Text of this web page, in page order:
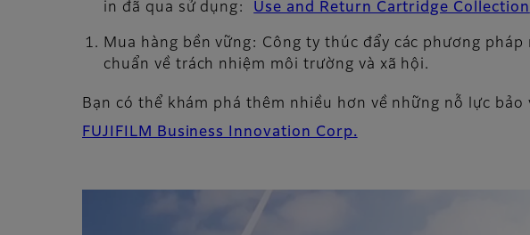
in đã qua sử dụng: Use and Return Cartridge Collection
Mua hàng bền vững: Công ty thúc đẩy các phương
chuẩn về trách nhiệm môi trường và xã hội.
Bạn có thể khám phá thêm nhiều hơn về những nỗ lực
FUJIFILM Business Innovation Corp.